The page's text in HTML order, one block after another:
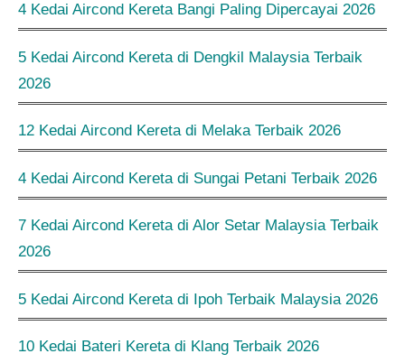
4 Kedai Aircond Kereta Bangi Paling Dipercayai 2026
5 Kedai Aircond Kereta di Dengkil Malaysia Terbaik
2026
12 Kedai Aircond Kereta di Melaka Terbaik 2026
4 Kedai Aircond Kereta di Sungai Petani Terbaik 2026
7 Kedai Aircond Kereta di Alor Setar Malaysia Terbaik
2026
5 Kedai Aircond Kereta di Ipoh Terbaik Malaysia 2026
10 Kedai Bateri Kereta di Klang Terbaik 2026